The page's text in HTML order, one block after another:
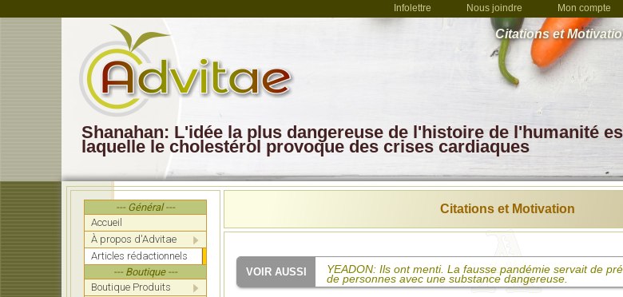
Infolettre Nous joindre Mon compte
Citations et
Shanahan: L'idée la plus dangereuse de l'histoire de l'humanité
laquelle le cholestérol provoque des crises cardiaques
--- Général ---
Accueil
À propos d'Advitae
Articles rédactionnels
--- Boutique ---
Boutique Produits
Citations et Motivation
YEADON: Ils ont menti. La fausse pandémie servait de
de personnes avec une substance dangereuse.